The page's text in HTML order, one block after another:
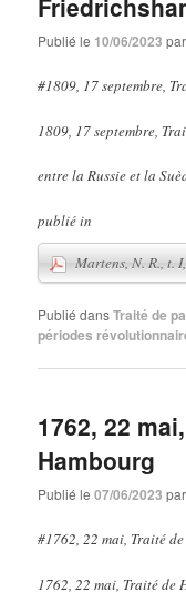
Publié le 10/06/2023 par
#1809, 17 septembre,
1809, 17 septembre,
entre la Russie et la
publié in
Martens, N. R.,
Publié dansTraité de
périodes
1762, 22
Hambourg
Publié le07/06/2023 par
#1762, 22 mai, Traité
1762, 22 mai, Traité de